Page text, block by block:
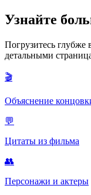
Узнайте
Погрузитесь
детальными
🎬
Объяснение
💬
Цитаты из фильма
👥
Персонажи и актеры